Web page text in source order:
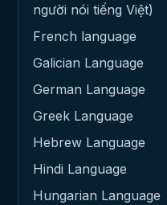
người nói tiếng Việt)
French language
Galician Language
German Language
Greek Language
Hebrew Language
Hindi Language
Hungarian Language